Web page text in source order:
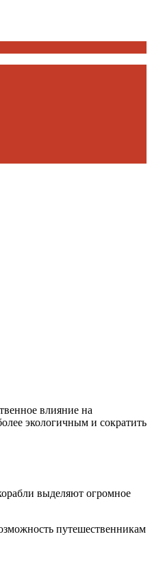
влияние на
экологичным и сократить
выделяют огромное
путешественникам